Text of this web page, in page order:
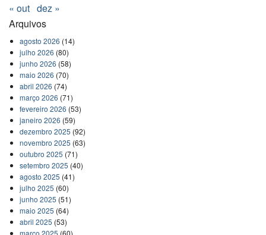
« out dez »
Arquivos
agosto 2026 (14)
julho 2026 (80)
junho 2026 (58)
maio 2026 (70)
abril 2026 (74)
março 2026 (71)
fevereiro 2026 (53)
janeiro 2026 (59)
dezembro 2025 (92)
novembro 2025 (63)
outubro 2025 (71)
setembro 2025 (40)
agosto 2025 (41)
julho 2025 (60)
junho 2025 (51)
maio 2025 (64)
abril 2025 (53)